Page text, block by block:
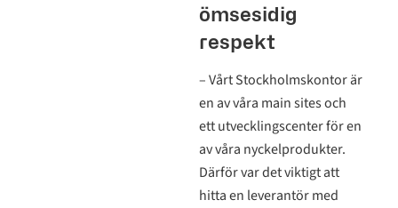
ömsesidig
respekt
– Vårt Stockholmskontor är
en av våra main sites och
ett utvecklingscenter för en
av våra nyckelprodukter.
Därför var det viktigt att
hitta en leverantör med